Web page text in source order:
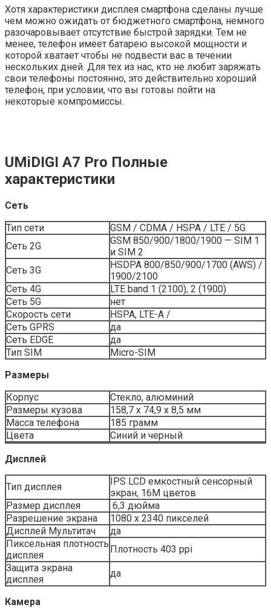
Хотя характеристики дисплея смартфона сделаны лучше
чем можно ожидать от бюджетного смартфона, немного
разочаровывает отсутствие быстрой зарядки. Тем не
менее, телефон имеет батарею высокой мощности и
которой хватает чтобы не подвести вас в течении
нескольких дней. Для тех из нас, кто не любит заряжать
свои телефоны постоянно, это действительно хороший
телефон, при условии, что вы готовы пойти на
некоторые компромиссы.
UMiDIGI A7 Pro Полные
характеристики
Сеть
Тип сети
GSM / CDMA / HSPA / LTE / 5G
Сеть 2G
GSM 850/900/1800/1900 — SIM 1
и SIM 2
Сеть 3G
HSDPA 800/850/900/1700 (AWS) /
1900/2100
Сеть 4G
LTE band 1 (2100), 2 (1900)
Сеть 5G
нет
Скорость сети
HSPA, LTE-A /
Сеть GPRS
да
Сеть EDGE
да
Тип SIM
Micro-SIM
Размеры
Корпус
Стекло, алюминий
Размеры кузова
158,7 х 74,9 х 8,5 мм
Масса телефона
185 грамм
Цвета
Синий и черный
Дисплей
Тип дисплея
IPS LCD емкостный сенсорный
экран, 16M цветов
Размер дисплея
6,3 дюйма
Разрешение экрана
1080 x 2340 пикселей
Дисплей Мультитач
да
Пиксельная плотность
дисплея
Плотность 403 ppi
Защита экрана
дисплея
да
Камера